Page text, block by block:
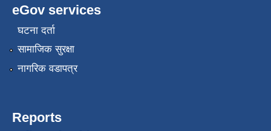
eGov services
घटना दर्ता
सामाजिक सुरक्षा
नागरिक वडापत्र
Reports